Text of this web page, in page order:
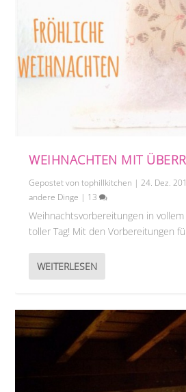
WEIHNACHTEN MIT
Gepostet vontophillkitchen |24. Dez.
andere Dinge | 13
Weihnachtsvorbereitungen in
toller Tag! Mit den Vorbereitungen
WEITERLESEN